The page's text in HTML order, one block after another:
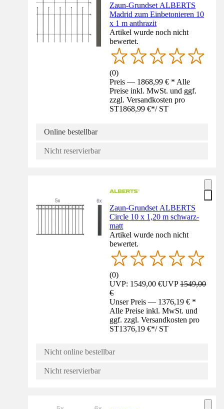
Zaun-Grundset ALBERTS
Madrid zum Einbetonieren 10
x 1 m anthrazit
Artikel wurde noch nicht
bewertet.
(0)
Preis — 1868,99 € * Alle
Preise inkl. MwSt. und ggf.
zzgl. Versandkosten pro
ST1868,99 €*/ ST
Online bestellbar
Nicht reservierbar
Zaun-Grundset ALBERTS
Circle 10 x 1,20 m schwarz-
matt
Artikel wurde noch nicht
bewertet.
(0)
UVP: 1549,00 €UVP1549,00
€
Unser Preis — 1376,19 € *
Alle Preise inkl. MwSt. und
ggf. zzgl. Versandkosten pro
ST1376,19 €*/ ST
Nicht online bestellbar
Nicht reservierbar